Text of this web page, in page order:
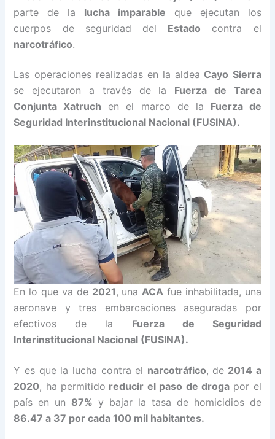
parte de la lucha imparable que ejecutan los
cuerpos de seguridad del Estado contra el
narcotráfico.
Las operaciones realizadas en la aldea Cayo Sierra
se ejecutaron a través de la Fuerza de Tarea
Conjunta Xatruch en el marco de la Fuerza de
Seguridad Interinstitucional Nacional (FUSINA).
En lo que va de 2021, unaACA fue inhabilitada, una
aeronave y tres embarcaciones aseguradas por
efectivos de la Fuerza de Seguridad
Interinstitucional Nacional (FUSINA).
Y es que la lucha contra el narcotráfico, de 2014 a
2020, ha permitido reducir el paso de drogapor el
país en un 87% y bajar la tasa de homicidios de
86.47 a 37 por cada 100 mil habitantes.